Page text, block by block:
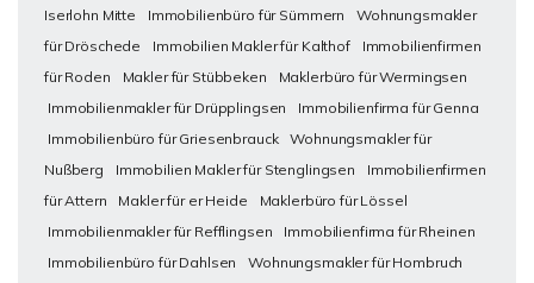
Iserlohn Mitte
Immobilienbüro für Sümmern
Wohnungsmakler
für Dröschede
Immobilien Makler für Kalthof
Immobilienfirmen
für Roden
Makler für Stübbeken
Maklerbüro für Wermingsen
Immobilienmakler für Drüpplingsen
Immobilienfirma für Genna
Immobilienbüro für Griesenbrauck
Wohnungsmakler für
Nußberg
Immobilien Makler für Stenglingsen
Immobilienfirmen
für Attern
Makler für er Heide
Maklerbüro für Lössel
Immobilienmakler für Refflingsen
Immobilienfirma für Rheinen
Immobilienbüro für Dahlsen
Wohnungsmakler für Hombruch